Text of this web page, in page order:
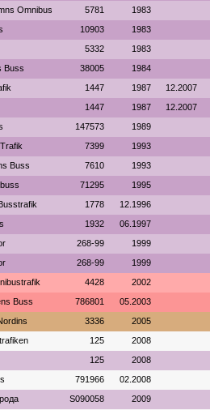
Omnibus 5781 1983
10903 1983
5332 1983
Buss 38005 1984
1447 1987 12.2007
1447 1987 12.2007
147573 1989
7399 1993
Buss 7610 1993
71295 1995
1778 12.1996
1932 06.1997
268-99 1999
268-99 1999
4428 2002
Buss 786801 05.2003
3336 2005
125 2008
125 2008
791966 02.2008
S090058 2009